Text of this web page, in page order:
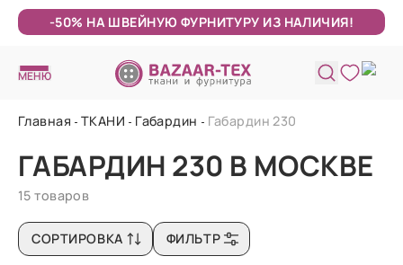
-50% НА ШВЕЙНУЮ ФУРНИТУРУ ИЗ НАЛИЧИЯ!
МЕНЮ
Главная ТКАНИ Габардин Габардин 230
ГАБАРДИН 230 В МОСКВЕ
15 товаров
СОРТИРОВКА ФИЛЬТР